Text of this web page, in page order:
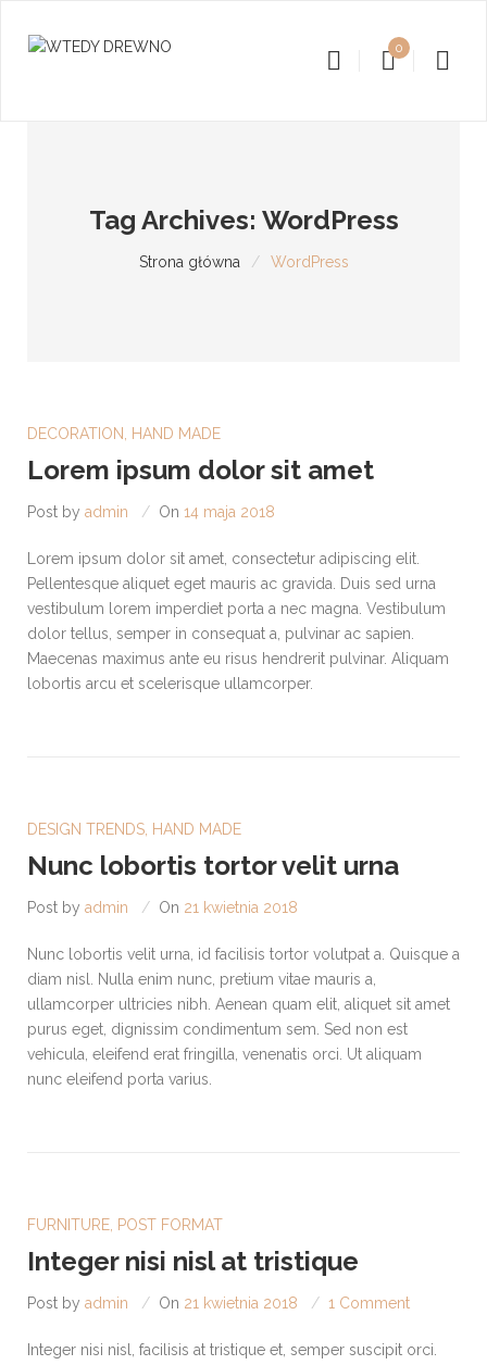
0
Tag Archives: WordPress
Strona główna / WordPress
DECORATION HAND MADE
Lorem ipsum dolor sit amet
Post by admin On 14 maja 2018
Lorem ipsum dolor sit amet, consectetur adipiscing elit.
Pellentesque aliquet eget mauris ac gravida. Duis sed urna
vestibulum lorem imperdiet porta a nec magna. Vestibulum
dolor tellus, semper in consequat a, pulvinar ac sapien.
Maecenas maximus ante eu risus hendrerit pulvinar. Aliquam
lobortis arcu et scelerisque ullamcorper.
DESIGN TRENDS HAND MADE
Nunc lobortis tortor velit urna
Post by admin On 21 kwietnia 2018
Nunc lobortis velit urna, id facilisis tortor volutpat a. Quisque a
diam nisl. Nulla enim nunc, pretium vitae mauris a,
ullamcorper ultricies nibh. Aenean quam elit, aliquet sit amet
purus eget, dignissim condimentum sem. Sed non est
vehicula, eleifend erat fringilla, venenatis orci. Ut aliquam
nunc eleifend porta varius.
FURNITURE POST FORMAT
Integer nisi nisl at tristique
Post by admin On 21 kwietnia 2018 1 Comment
Integer nisi nisl, facilisis at tristique et, semper suscipit orci.